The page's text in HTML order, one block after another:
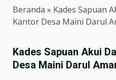
Beranda » Kades Sapuan
Kantor Desa Maini Darul
Kades Sapuan Akui
Desa Maini Darul